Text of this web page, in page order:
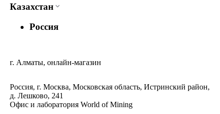
Казахстан
Россия
г. Алматы, онлайн-магазин
Россия, г. Москва, Московская область, Истринский район,
д. Лешково, 241
Офис и лаборатория World of Mining